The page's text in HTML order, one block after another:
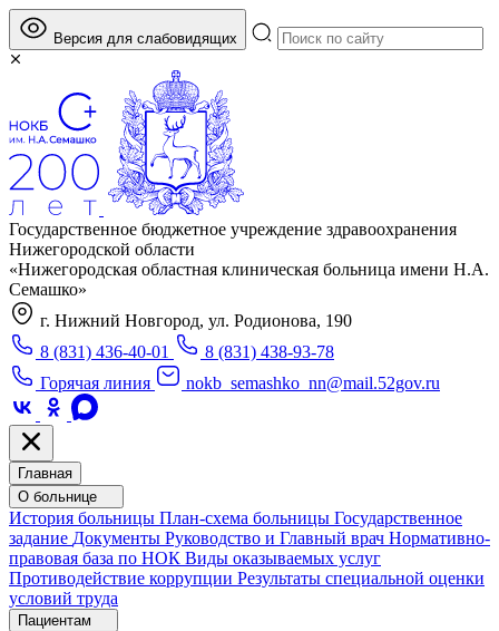
Версия для слабовидящих
Государственное бюджетное учреждение здравоохранения
Нижегородской области
«Нижегородская областная клиническая больница имени Н.А.
Семашко»
г. Нижний Новгород, ул. Родионова, 190
8 (831) 436-40-01
8 (831) 438-93-78
Горячая линия
nokb_semashko_nn@mail.52gov.ru
Главная
О больнице
История больницы План-схема больницы Государственное
задание Документы Руководство и Главный врач Нормативно-
правовая база по НОК Виды оказываемых услуг
Противодействие коррупции Результаты специальной оценки
условий труда
Пациентам